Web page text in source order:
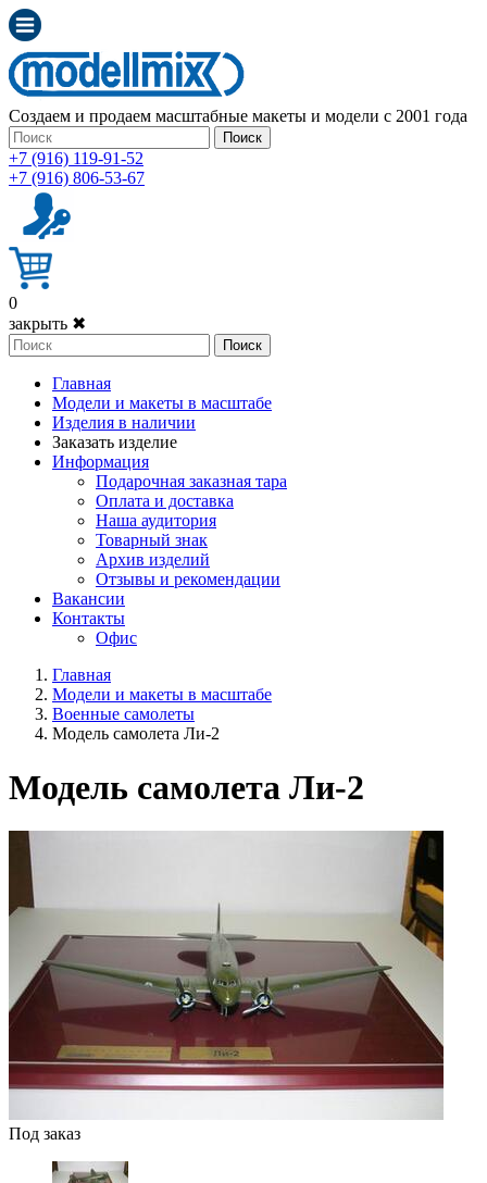
Создаем и продаем масштабные макеты и модели с 2001 года
Поиск
+7 (916) 119-91-52
+7 (916) 806-53-67
0
закрыть ✖
Поиск
Главная
Модели и макеты в масштабе
Изделия в наличии
Заказать изделие
Информация
Подарочная заказная тара
Оплата и доставка
Наша аудитория
Товарный знак
Архив изделий
Отзывы и рекомендации
Вакансии
Контакты
Офис
Главная
Модели и макеты в масштабе
Военные самолеты
Модель самолета Ли-2
Модель самолета Ли-2
Под заказ